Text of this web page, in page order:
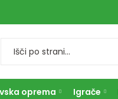
oprema Igrače